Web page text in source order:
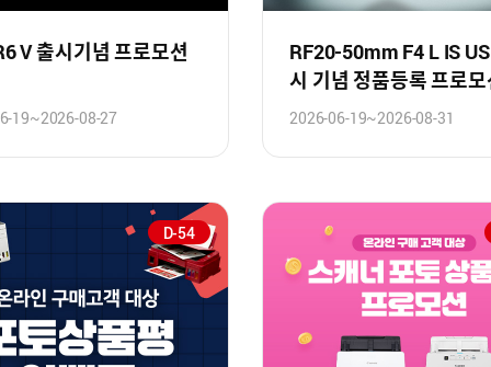
V 출시기념 프로모션
19~2026-08-27
RF20-50mm F4 L IS
시 기념 정품등록 프로
2026-06-19~2026-08-31
D-54